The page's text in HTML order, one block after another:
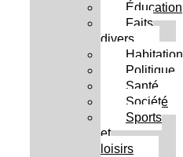
Éducation
Faits
divers
Habitation
Politique
Santé
Société
Sports
et
loisirs